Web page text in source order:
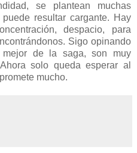
se plantean muchas
resultar cargante. Hay
despacio, para
Sigo opinando
de la saga, son muy
solo queda esperar al
mucho.